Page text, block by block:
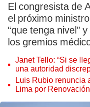
El congresista de
el próximo
“que tenga nivel”
los gremios
Janet Tello: “Si se
una autoridad
judicial”
Luis Rubio renuncia
Lima por